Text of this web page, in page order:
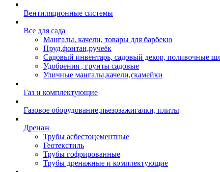
Вентиляционные системы
Все для сада
Мангалы, качели, товары для барбекю
Пруд,фонтан,ручеёк
Садовый инвентарь, садовый декор, поливочные
Удобрения , грунты садовые
Уличные мангалы,качели,скамейки
Газ и комплектующие
Газовое оборудование,пьезозажигалки, плиты
Дренаж
Трубы асбестоцементные
Геотекстиль
Трубы гофрированные
Трубы дренажные и комплектующие